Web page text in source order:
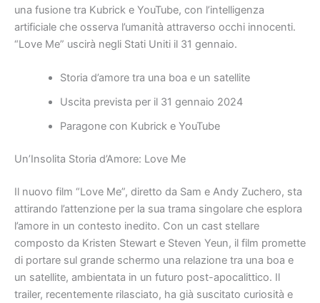
una fusione tra Kubrick e YouTube, con l’intelligenza
artificiale che osserva l’umanità attraverso occhi innocenti.
“Love Me” uscirà negli Stati Uniti il 31 gennaio.
Storia d’amore tra una boa e un satellite
Uscita prevista per il 31 gennaio 2024
Paragone con Kubrick e YouTube
Un’Insolita Storia d’Amore: Love Me
Il nuovo film “Love Me”, diretto da Sam e Andy Zuchero, sta
attirando l’attenzione per la sua trama singolare che esplora
l’amore in un contesto inedito. Con un cast stellare
composto da Kristen Stewart e Steven Yeun, il film promette
di portare sul grande schermo una relazione tra una boa e
un satellite, ambientata in un futuro post-apocalittico. Il
trailer, recentemente rilasciato, ha già suscitato curiosità e